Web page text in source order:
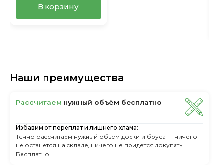
В корзину
Наши преимущества
Рассчитаем нужный объём бесплатно
Избавим от переплат и лишнего хлама:
Точно рассчитаем нужный объём доски и бруса — ничего
не останется на складе, ничего не придётся докупать.
Бесплатно.